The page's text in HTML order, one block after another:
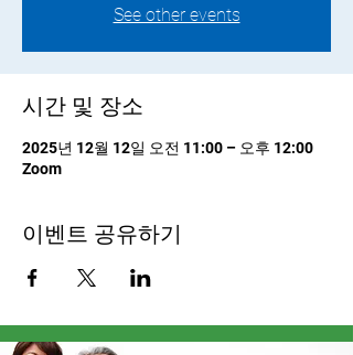
See other events
시간 및 장소
2025년 12월 12일 오전 11:00 – 오후 12:00
Zoom
이벤트 공유하기